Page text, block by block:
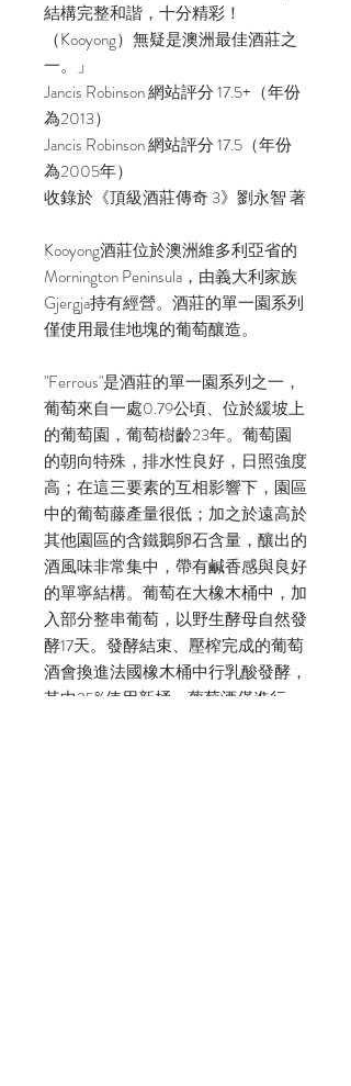
結構完整和諧，十分精彩！
（Kooyong）無疑是澳洲最佳酒莊之
一。」
Jancis Robinson 網站評分 17.5+（年份
為2013）
Jancis Robinson 網站評分 17.5（年份
為2005年）
收錄於《頂級酒莊傳奇 3》劉永智 著
Kooyong酒莊位於澳洲維多利亞省的
Mornington Peninsula，由義大利家族
Gjergja持有經營。酒莊的單一園系列
僅使用最佳地塊的葡萄釀造。
"Ferrous"是酒莊的單一園系列之一，
葡萄來自一處0.79公頃、位於緩坡上
的葡萄園，葡萄樹齡23年。葡萄園
的朝向特殊，排水性良好，日照強度
高；在這三要素的互相影響下，園區
中的葡萄藤產量很低；加之於遠高於
其他園區的含鐵鵝卵石含量，釀出的
酒風味非常集中，帶有鹹香感與良好
的單寧結構。葡萄在大橡木桶中，加
入部分整串葡萄，以野生酵母自然發
酵17天。發酵結束、壓榨完成的葡萄
酒會換進法國橡木桶中行乳酸發酵，
其中25%使用新桶。葡萄酒僅進行一